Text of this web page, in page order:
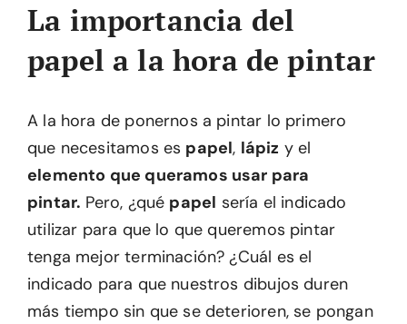
La importancia del
papel a la hora de pintar
A la hora de ponernos a pintar lo primero
que necesitamos es papel, lápiz y el
elemento que queramos usar para
pintar. Pero, ¿qué papel sería el indicado
utilizar para que lo que queremos pintar
tenga mejor terminación? ¿Cuál es el
indicado para que nuestros dibujos duren
más tiempo sin que se deterioren, se pongan